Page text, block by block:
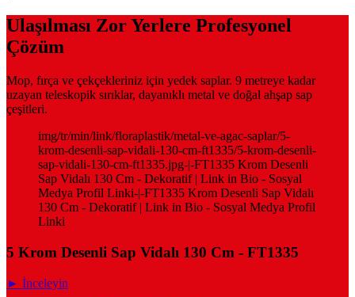
Ulaşılması Zor Yerlere Profesyonel
Çözüm
Mop, fırça ve çekçekleriniz için yedek saplar. 9 metreye kadar
uzayan teleskopik sırıklar, dayanıklı metal ve doğal ahşap sap
çeşitleri.
img/tr/min/link/floraplastik/metal-ve-agac-saplar/5-
krom-desenli-sap-vidali-130-cm-ft1335/5-krom-desenli-
sap-vidali-130-cm-ft1335.jpg-|-FT1335 Krom Desenli
Sap Vidalı 130 Cm - Dekoratif | Link in Bio - Sosyal
Medya Profil Linki-|-FT1335 Krom Desenli Sap Vidalı
130 Cm - Dekoratif | Link in Bio - Sosyal Medya Profil
Linki
5 Krom Desenli Sap Vidalı 130 Cm - FT1335
► İnceleyin